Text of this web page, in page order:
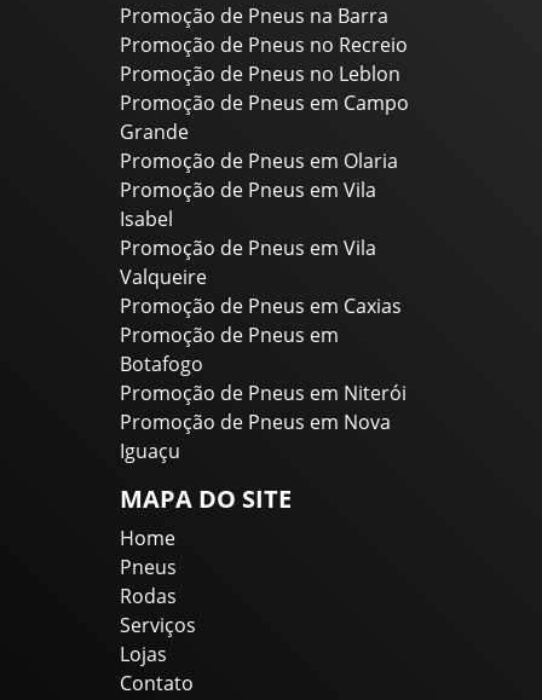
Promoção de Pneus na Barra
Promoção de Pneus no Recreio
Promoção de Pneus no Leblon
Promoção de Pneus em Campo
Grande
Promoção de Pneus em Olaria
Promoção de Pneus em Vila
Isabel
Promoção de Pneus em Vila
Valqueire
Promoção de Pneus em Caxias
Promoção de Pneus em
Botafogo
Promoção de Pneus em Niterói
Promoção de Pneus em Nova
Iguaçu
MAPA DO SITE
Home
Pneus
Rodas
Serviços
Lojas
Contato